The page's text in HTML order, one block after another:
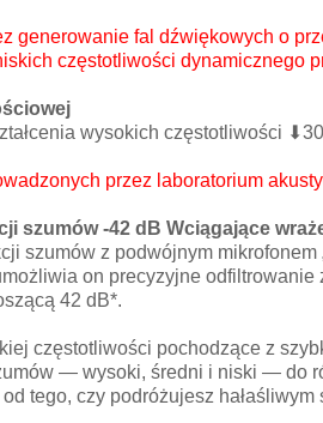
generowanie fal dźwiękowych o
częstotliwości dynamicznego
wysokich częstotliwości
przez laboratorium
szumów -42 dB Wciągające
szumów z podwójnym
on precyzyjne
42 dB*.
częstotliwości pochodzące z
— wysoki, średni i niski — do
tego, czy podróżujesz